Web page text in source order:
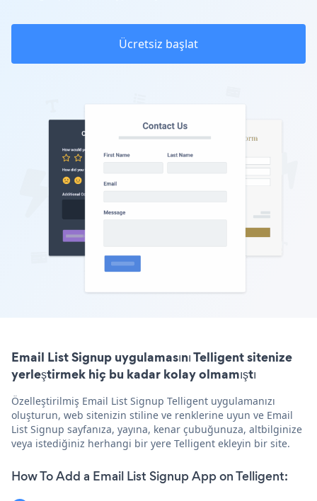
Ücretsiz başlat
Email List Signup uygulamasını Telligent sitenize
yerleştirmek hiç bu kadar kolay olmamıştı
Özelleştirilmiş Email List Signup Telligent uygulamanızı
oluşturun, web sitenizin stiline ve renklerine uyun ve Email
List Signup sayfanıza, yayına, kenar çubuğunuza, altbilginize
veya istediğiniz herhangi bir yere Telligent ekleyin bir site.
How To Add a Email List Signup App on Telligent: